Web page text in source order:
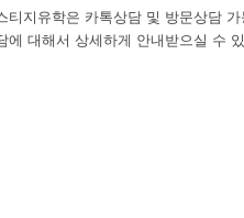
티지유학은 카톡상담 및 방문상담
에 대해서 상세하게 안내받으실 수